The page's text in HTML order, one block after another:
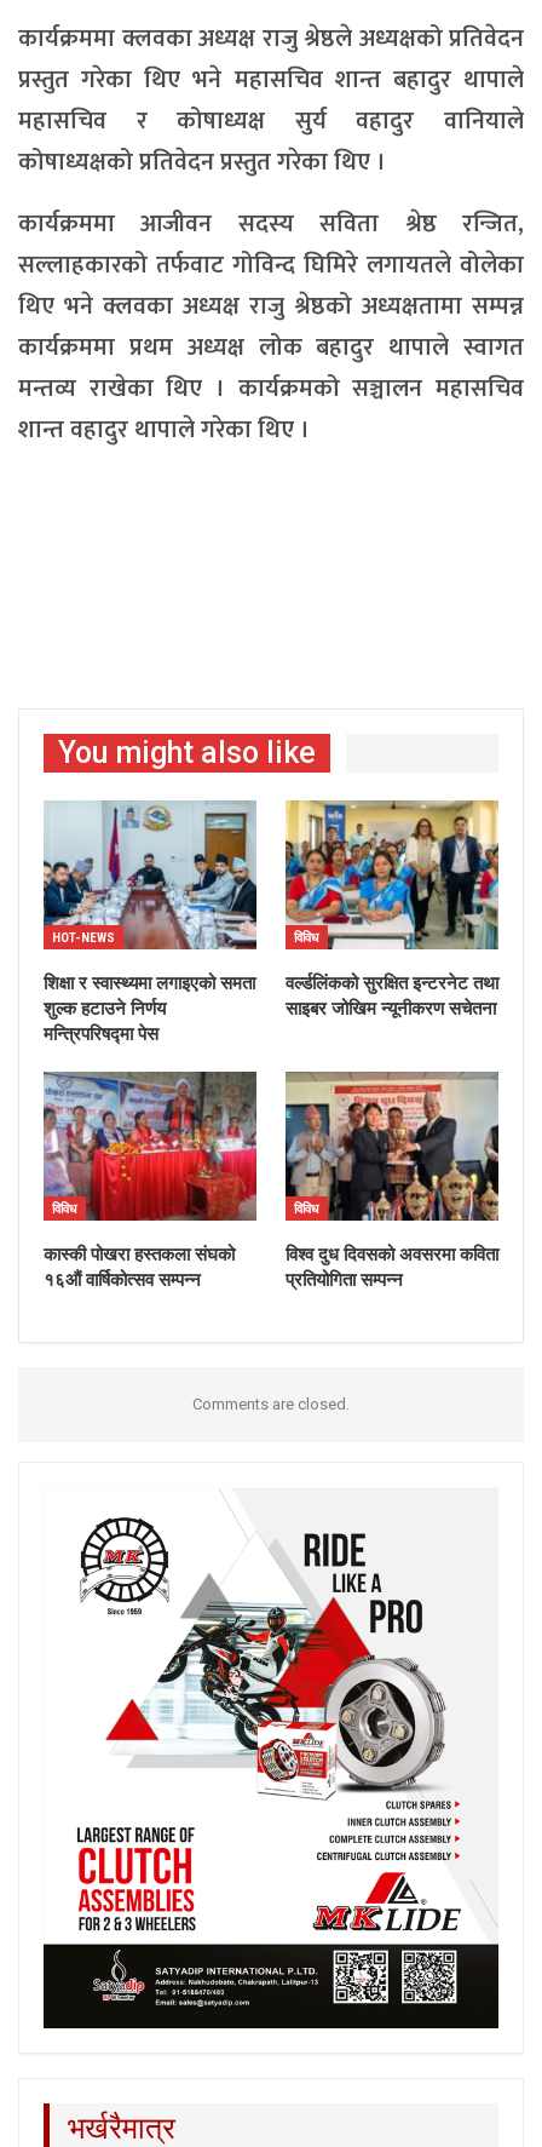
कार्यक्रममा क्लवका अध्यक्ष राजु श्रेष्ठले अध्यक्षको प्रतिवेदन
प्रस्तुत गरेका थिए भने महासचिव शान्त बहादुर थापाले
महासचिव र कोषाध्यक्ष सुर्य वहादुर वानियाले
कोषाध्यक्षको प्रतिवेदन प्रस्तुत गरेका थिए ।
कार्यक्रममा आजीवन सदस्य सविता श्रेष्ठ रन्जित,
सल्लाहकारको तर्फवाट गोविन्द घिमिरे लगायतले वोलेका
थिए भने क्लवका अध्यक्ष राजु श्रेष्ठको अध्यक्षतामा सम्पन्न
कार्यक्रममा प्रथम अध्यक्ष लोक बहादुर थापाले स्वागत
मन्तव्य राखेका थिए । कार्यक्रमको सञ्चालन महासचिव
शान्त वहादुर थापाले गरेका थिए ।
You might also like
HOT-NEWS
शिक्षा र स्वास्थ्यमा लगाइएको समता
शुल्क हटाउने निर्णय
मन्त्रिपरिषद्मा पेस
विविध
वर्ल्डलिंकको सुरक्षित इन्टरनेट तथा
साइबर जोखिम न्यूनीकरण सचेतना
विविध
कास्की पोखरा हस्तकला संघको
१६औं वार्षिकोत्सव सम्पन्न
विविध
विश्व दुध दिवसको अवसरमा कविता
प्रतियोगिता सम्पन्न
Comments are closed.
भर्खरैमात्र